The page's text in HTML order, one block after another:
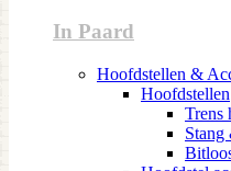
In Paard
Hoofdstellen &
Hoofdstellen
Trens
Stang